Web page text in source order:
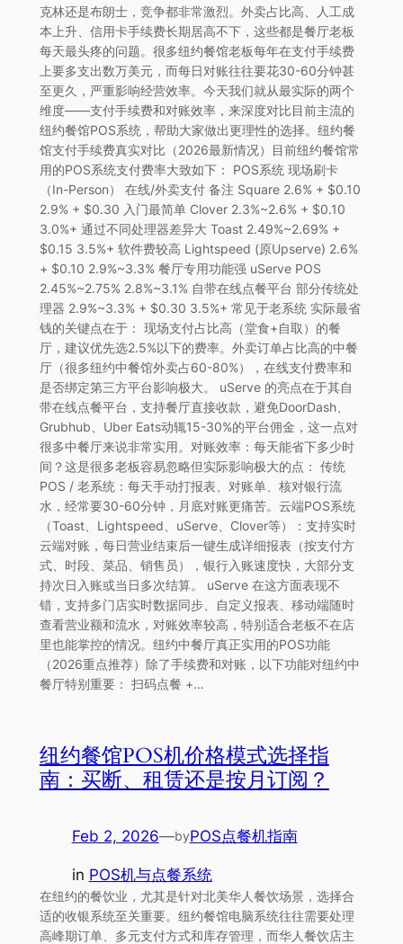
克林还是布朗士，竞争都非常激烈。外卖占比高、人工成
本上升、信用卡手续费长期居高不下，这些都是餐厅老板
每天最头疼的问题。很多纽约餐馆老板每年在支付手续费
上要多支出数万美元，而每日对账往往要花30-60分钟甚
至更久，严重影响经营效率。今天我们就从最实际的两个
维度——支付手续费和对账效率，来深度对比目前主流的
纽约餐馆POS系统，帮助大家做出更理性的选择。纽约餐
馆支付手续费真实对比（2026最新情况）目前纽约餐馆常
用的POS系统支付费率大致如下： POS系统 现场刷卡
（In-Person） 在线/外卖支付 备注 Square 2.6% + $0.10
2.9% + $0.30 入门最简单 Clover 2.3%~2.6% + $0.10
3.0%+ 通过不同处理器差异大 Toast 2.49%~2.69% +
$0.15 3.5%+ 软件费较高 Lightspeed (原Upserve) 2.6%
+ $0.10 2.9%~3.3% 餐厅专用功能强 uServe POS
2.45%~2.75% 2.8%~3.1% 自带在线点餐平台 部分传统处
理器 2.9%~3.3% + $0.30 3.5%+ 常见于老系统 实际最省
钱的关键点在于： 现场支付占比高（堂食+自取）的餐
厅，建议优先选2.5%以下的费率。外卖订单占比高的中餐
厅（很多纽约中餐馆外卖占60-80%），在线支付费率和
是否绑定第三方平台影响极大。 uServe 的亮点在于其自
带在线点餐平台，支持餐厅直接收款，避免DoorDash、
Grubhub、Uber Eats动辄15-30%的平台佣金，这一点对
很多中餐厅来说非常实用。对账效率：每天能省下多少时
间？这是很多老板容易忽略但实际影响极大的点： 传统
POS / 老系统：每天手动打报表、对账单、核对银行流
水，经常要30-60分钟，月底对账更痛苦。云端POS系统
（Toast、Lightspeed、uServe、Clover等）：支持实时
云端对账，每日营业结束后一键生成详细报表（按支付方
式、时段、菜品、销售员），银行入账速度快，大部分支
持次日入账或当日多次结算。 uServe 在这方面表现不
错，支持多门店实时数据同步、自定义报表、移动端随时
查看营业额和流水，对账效率较高，特别适合老板不在店
里也能掌控的情况。纽约中餐厅真正实用的POS功能
（2026重点推荐）除了手续费和对账，以下功能对纽约中
餐厅特别重要： 扫码点餐 +…
纽约餐馆POS机价格模式选择指
南：买断、租赁还是按月订阅？
Feb 2, 2026—byPOS点餐机指南
in POS机与点餐系统
在纽约的餐饮业，尤其是针对北美华人餐饮场景，选择合
适的收银系统至关重要。纽约餐馆电脑系统往往需要处理
高峰期订单、多元支付方式和库存管理，而华人餐饮店主